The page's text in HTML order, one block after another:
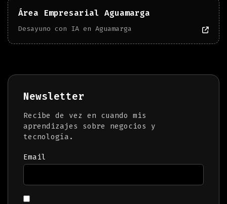
Área Empresarial Aguamarga
Desayuno con IA en Aguamarga
Newsletter
Recibe de vez en cuando mis
aprendizajes sobre negocios y
tecnología.
Email